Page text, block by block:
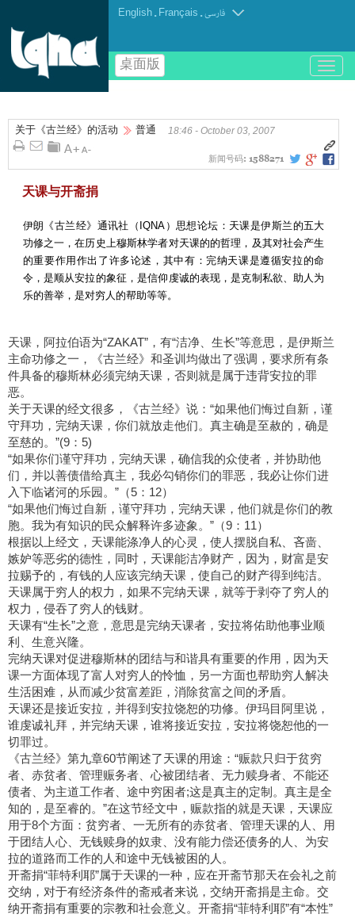
English . Français .فارسی
桌面版
باز
و
کردن
关于《古兰经》的活动 普通 18:46 - October 03, 2007
新闻号码: 1588271
天课与开斋捐
伊朗《古兰经》通讯社（IQNA）思想论坛：天课是伊斯兰的五大
功修之一，在历史上穆斯林学者对天课的的哲理，及其对社会产生
的重要作用作出了许多论述，其中有：完纳天课是遵循安拉的命
令，是顺从安拉的象征，是信仰虔诚的表现，是克制私欲、助人为
乐的善举，是对穷人的帮助等等。
天课，阿拉伯语为“ZAKAT”，有“洁净、生长”等意思，是伊斯兰
主命功修之一，《古兰经》和圣训均做出了强调，要求所有条
件具备的穆斯林必须完纳天课，否则就是属于违背安拉的罪
恶。
关于天课的经文很多，《古兰经》说：“如果他们悔过自新，谨
守拜功，完纳天课，你们就放走他们。真主确是至赦的，确是
至慈的。”(9：5)
“如果你们谨守拜功，完纳天课，确信我的众使者，并协助他
们，并以善债借给真主，我必勾销你们的罪恶，我必让你们进
入下临诸河的乐园。”（5：12）
“如果他们悔过自新，谨守拜功，完纳天课，他们就是你们的教
胞。我为有知识的民众解释许多迹象。”（9：11）
根据以上经文，天课能涤净人的心灵，使人摆脱自私、吝啬、
嫉妒等恶劣的德性，同时，天课能洁净财产，因为，财富是安
拉赐予的，有钱的人应该完纳天课，使自己的财产得到纯洁。
天课属于穷人的权力，如果不完纳天课，就等于剥夺了穷人的
权力，侵吞了穷人的钱财。
天课有“生长”之意，意思是完纳天课者，安拉将佑助他事业顺
利、生意兴隆。
完纳天课对促进穆斯林的团结与和谐具有重要的作用，因为天
课一方面体现了富人对穷人的怜恤，另一方面也帮助穷人解决
生活困难，从而减少贫富差距，消除贫富之间的矛盾。
天课还是接近安拉，并得到安拉饶恕的功修。伊玛目阿里说，
谁虔诚礼拜，并完纳天课，谁将接近安拉，安拉将饶恕他的一
切罪过。
《古兰经》第九章60节阐述了天课的用途：“赈款只归于贫穷
者、赤贫者、管理赈务者、心被团结者、无力赎身者、不能还
债者、为主道工作者、途中穷困者;这是真主的定制。真主是全
知的，是至睿的。”在这节经文中，赈款指的就是天课，天课应
用于8个方面：贫穷者、一无所有的赤贫者、管理天课的人、用
于团结人心、无钱赎身的奴隶、没有能力偿还债务的人、为安
拉的道路而工作的人和途中无钱被困的人。
开斋捐“菲特利耶”属于天课的一种，应在开斋节那天在会礼之前
交纳，对于有经济条件的斋戒者来说，交纳开斋捐是主命。交
纳开斋捐有重要的宗教和社会意义。开斋捐“菲特利耶”有“本性”